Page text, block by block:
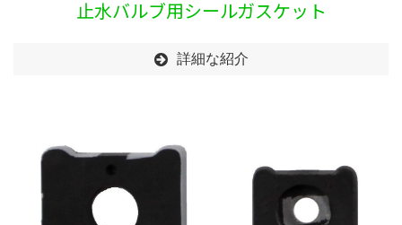
止水バルブ用シールガスケット
詳細な紹介